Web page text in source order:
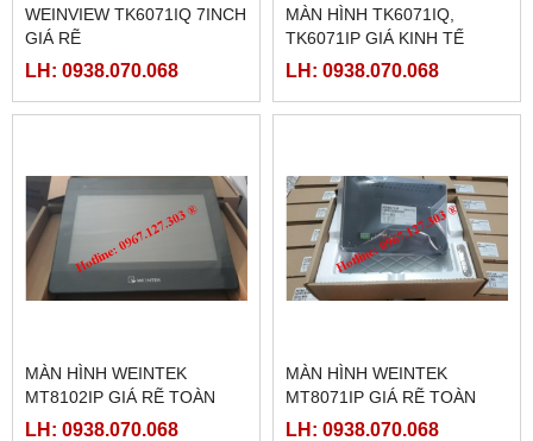
WEINVIEW TK6071IQ 7INCH
GIÁ RẼ
LH: 0938.070.068
MÀN HÌNH TK6071IQ,
TK6071IP GIÁ KINH TẾ
LH: 0938.070.068
MÀN HÌNH WEINTEK
MT8102IP GIÁ RẼ TOÀN
QUỐC
LH: 0938.070.068
MÀN HÌNH WEINTEK
MT8071IP GIÁ RẼ TOÀN
QUỐC
LH: 0938.070.068